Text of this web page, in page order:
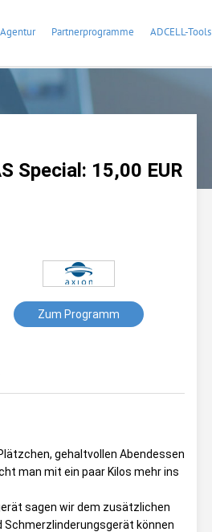
Agentur Partnerprogramme ADCELL-Tools
Special: 15,00 EUR
Zum Programm
gehaltvollen Abendessen
man mit ein paar Kilos mehr ins
sagen wir dem zusätzlichen
Schmerzlinderungsgerät können